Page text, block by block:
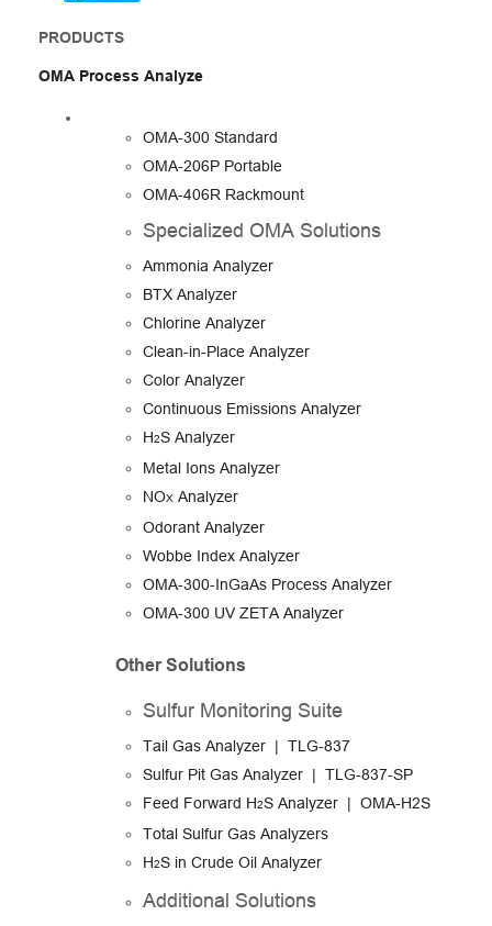
PRODUCTS
OMA Process Analyze
OMA-300 Standard
OMA-206P Portable
OMA-406R Rackmount
Specialized OMA Solutions
Ammonia Analyzer
BTX Analyzer
Chlorine Analyzer
Clean-in-Place Analyzer
Color Analyzer
Continuous Emissions Analyzer
H2S Analyzer
Metal Ions Analyzer
NOX Analyzer
Odorant Analyzer
Wobbe Index Analyzer
OMA-300-InGaAs Process Analyzer
OMA-300 UV ZETA Analyzer
Other Solutions
Sulfur Monitoring Suite
Tail Gas Analyzer | TLG-837
Sulfur Pit Gas Analyzer | TLG-837-SP
Feed Forward H2S Analyzer | OMA-H2S
Total Sulfur Gas Analyzers
H2S in Crude Oil Analyzer
Additional Solutions